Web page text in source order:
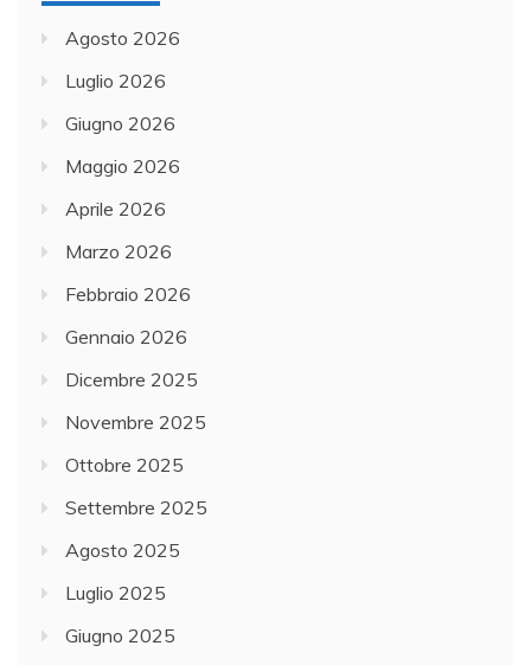
Agosto 2026
Luglio 2026
Giugno 2026
Maggio 2026
Aprile 2026
Marzo 2026
Febbraio 2026
Gennaio 2026
Dicembre 2025
Novembre 2025
Ottobre 2025
Settembre 2025
Agosto 2025
Luglio 2025
Giugno 2025